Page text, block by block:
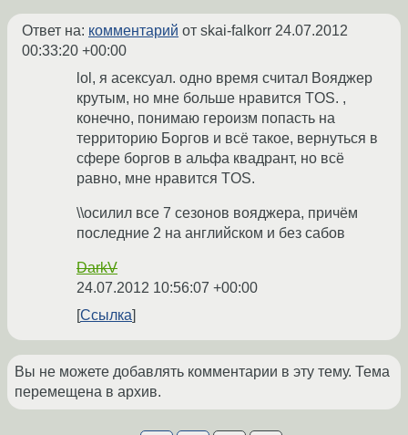
Ответ на: комментарий от skai-falkorr 24.07.2012
00:33:20 +00:00
lol, я асексуал. одно время считал Вояджер
крутым, но мне больше нравится TOS. ,
конечно, понимаю героизм попасть на
территорию Боргов и всё такое, вернуться в
сфере боргов в альфа квадрант, но всё
равно, мне нравится TOS.
\\осилил все 7 сезонов вояджера, причём
последние 2 на английском и без сабов
DarkV
24.07.2012 10:56:07 +00:00
Ссылка
Вы не можете добавлять комментарии в эту тему. Тема
перемещена в архив.